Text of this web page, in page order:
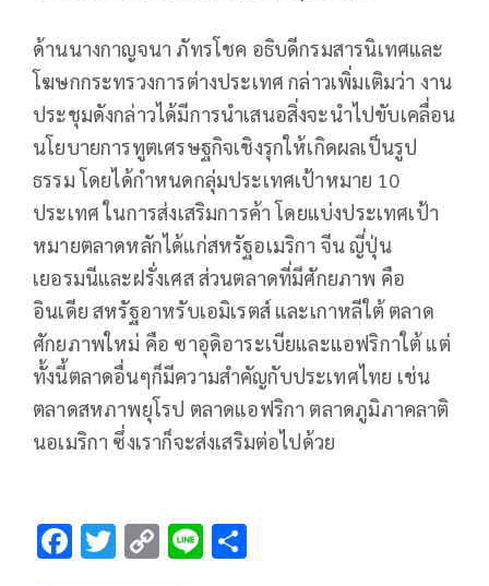
ด้านนางกาญจนา ภัทรโชค อธิบดีกรมสารนิเทศและ
โฆษกกระทรวงการต่างประเทศ กล่าวเพิ่มเติมว่า งาน
ประชุมดังกล่าวได้มีการนำเสนอสิ่งจะนำไปขับเคลื่อน
นโยบายการทูตเศรษฐกิจเชิงรุกให้เกิดผลเป็นรูป
ธรรม โดยได้กำหนดกลุ่มประเทศเป้าหมาย 10
ประเทศ ในการส่งเสริมการค้า โดยแบ่งประเทศเป้า
หมายตลาดหลักได้แก่สหรัฐอเมริกา จีน ญี่ปุ่น
เยอรมนีและฝรั่งเศส ส่วนตลาดที่มีศักยภาพ คือ
อินเดีย สหรัฐอาหรับเอมิเรตส์ และเกาหลีใต้ ตลาด
ศักยภาพใหม่ คือ ซาอุดิอาระเบียและแอฟริกาใต้ แต่
ทั้งนี้ตลาดอื่นๆก็มีความสำคัญกับประเทศไทย เช่น
ตลาดสหภาพยุโรป ตลาดแอฟริกา ตลาดภูมิภาคลาติ
นอเมริกา ซึ่งเราก็จะส่งเสริมต่อไปด้วย
F T C Li